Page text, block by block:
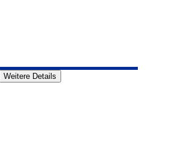
Weitere Details